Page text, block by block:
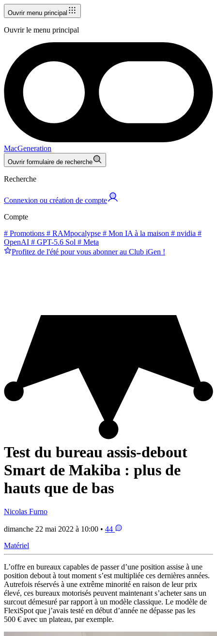
Ouvrir menu principal
Ouvrir le menu principal
MacGeneration
Ouvrir formulaire de recherche
Recherche
Connexion ou création de compte
Compte
# Promotions # RAMpocalypse # Mon IA à la maison # nvidia #
OpenAI # GPT-5.6 Sol # Meta
Profitez de l'été pour vous abonner au Club iGen !
Test du bureau assis-debout
Smart de Makiba : plus de
hauts que de bas
Nicolas Furno
dimanche 22 mai 2022 à 10:00 • 44
Matériel
L’offre en bureaux capables de passer d’une position assise à une
position debout à tout moment s’est multipliée ces dernières années.
Autrefois réservés à une extrême minorité en raison de leur prix
élevé, ces bureaux motorisés peuvent maintenant s’acheter sans un
surcout démesuré par rapport à un modèle classique. Le modèle de
FlexiSpot que j’avais testé en début d’année ne dépasse pas les
500 € avec un plateau, par exemple.